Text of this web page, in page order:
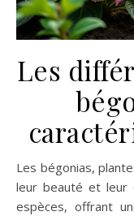
Les
Les bégonias, plantes ornementales prisées, captivant par
leur beauté et leur
espèces, offrant